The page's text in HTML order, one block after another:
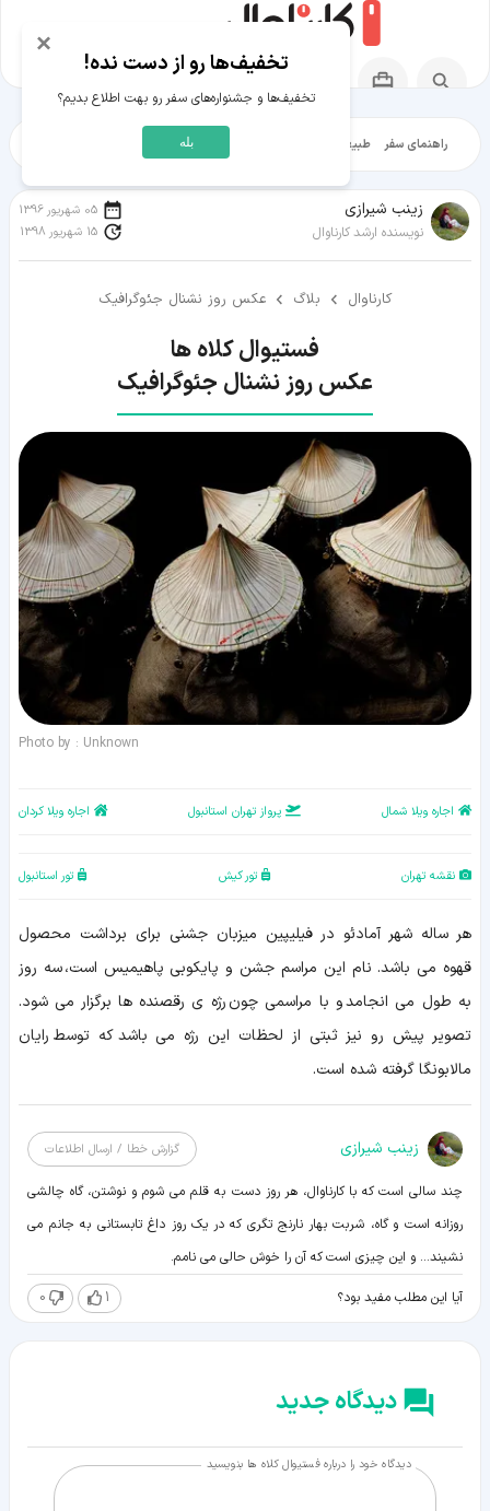
راهنمای سفر طبیعت‌گردی شهرگردی
زينب شيرازی
نویسنده ارشد کارناوال
05 شهریور 1396
15 شهریور 1398
کارناوال بلاگ عکس روز نشنال جئوگرافیک
عکس روز نشنال جئوگرافیک
Photo by : Unknown
اجاره ویلا شمال پرواز تهران استانبول اجاره ویلا کردان
نقشه تهران تور کیش تور استانبول
هر ساله شهر آمادئو در فیلیپین میزبان جشنی برای برداشت محصول
قهوه می باشد. نام این مراسم جشن و پایکوبی پاهیمیس است، سه روز
به طول می انجامد و با مراسمی چون رژه ی رقصنده ها برگزار می شود.
تصویر پیش رو نیز ثبتی از لحظات این رژه می باشد که توسط رایان
مالابونگا گرفته شده است.
زينب شيرازی گزارش خطا / ارسال اطلاعات
چند سالی است که با کارناوال، هر روز دست به قلم می شوم و نوشتن، گاه چالشی
روزانه است و گاه، شربت بهار نارنج تگری که در یک روز داغ تابستانی به جانم می
نشیند... و این چیزی است که آن را خوش حالی می نامم.
آیا این مطلب مفید بود؟ 1
0
دیدگاه جدید
دیدگاه خود را درباره فستیوال کلاه ها بنویسید
×
تخفیف‌ها رو از دست نده!
تخفیف‌ها و جشنواره‌های سفر رو بهت اطلاع بدیم؟
بله